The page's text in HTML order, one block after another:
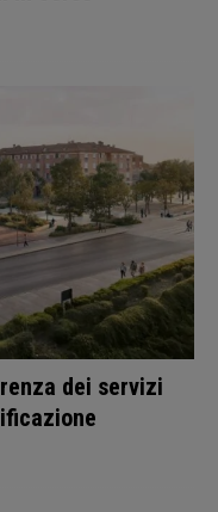
dei servizi